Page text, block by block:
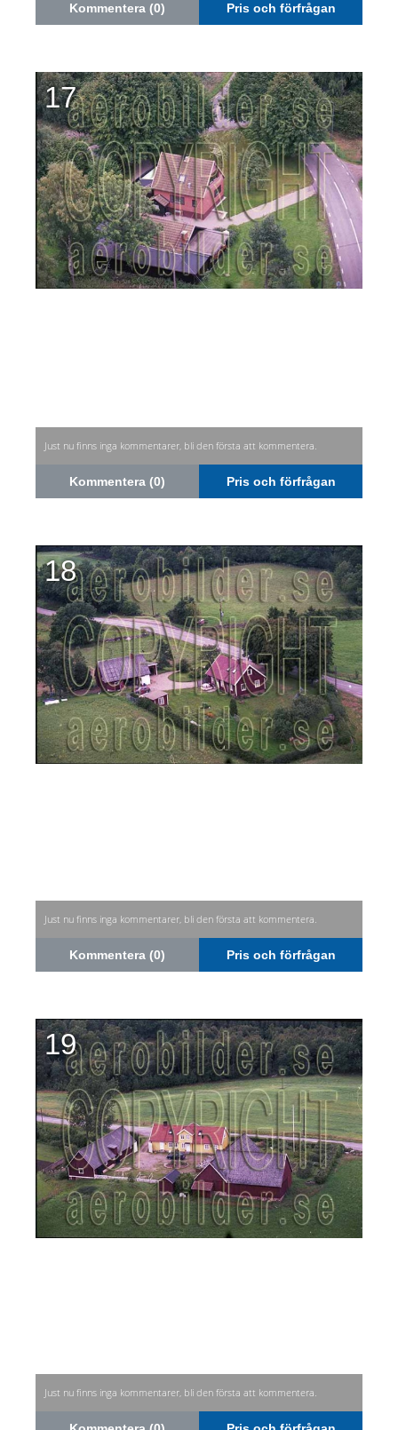
Kommentera (0) Pris och förfrågan
17
Just nu finns inga kommentarer, bli den första att kommentera.
Kommentera (0) Pris och förfrågan
18
Just nu finns inga kommentarer, bli den första att kommentera.
Kommentera (0) Pris och förfrågan
19
Just nu finns inga kommentarer, bli den första att kommentera.